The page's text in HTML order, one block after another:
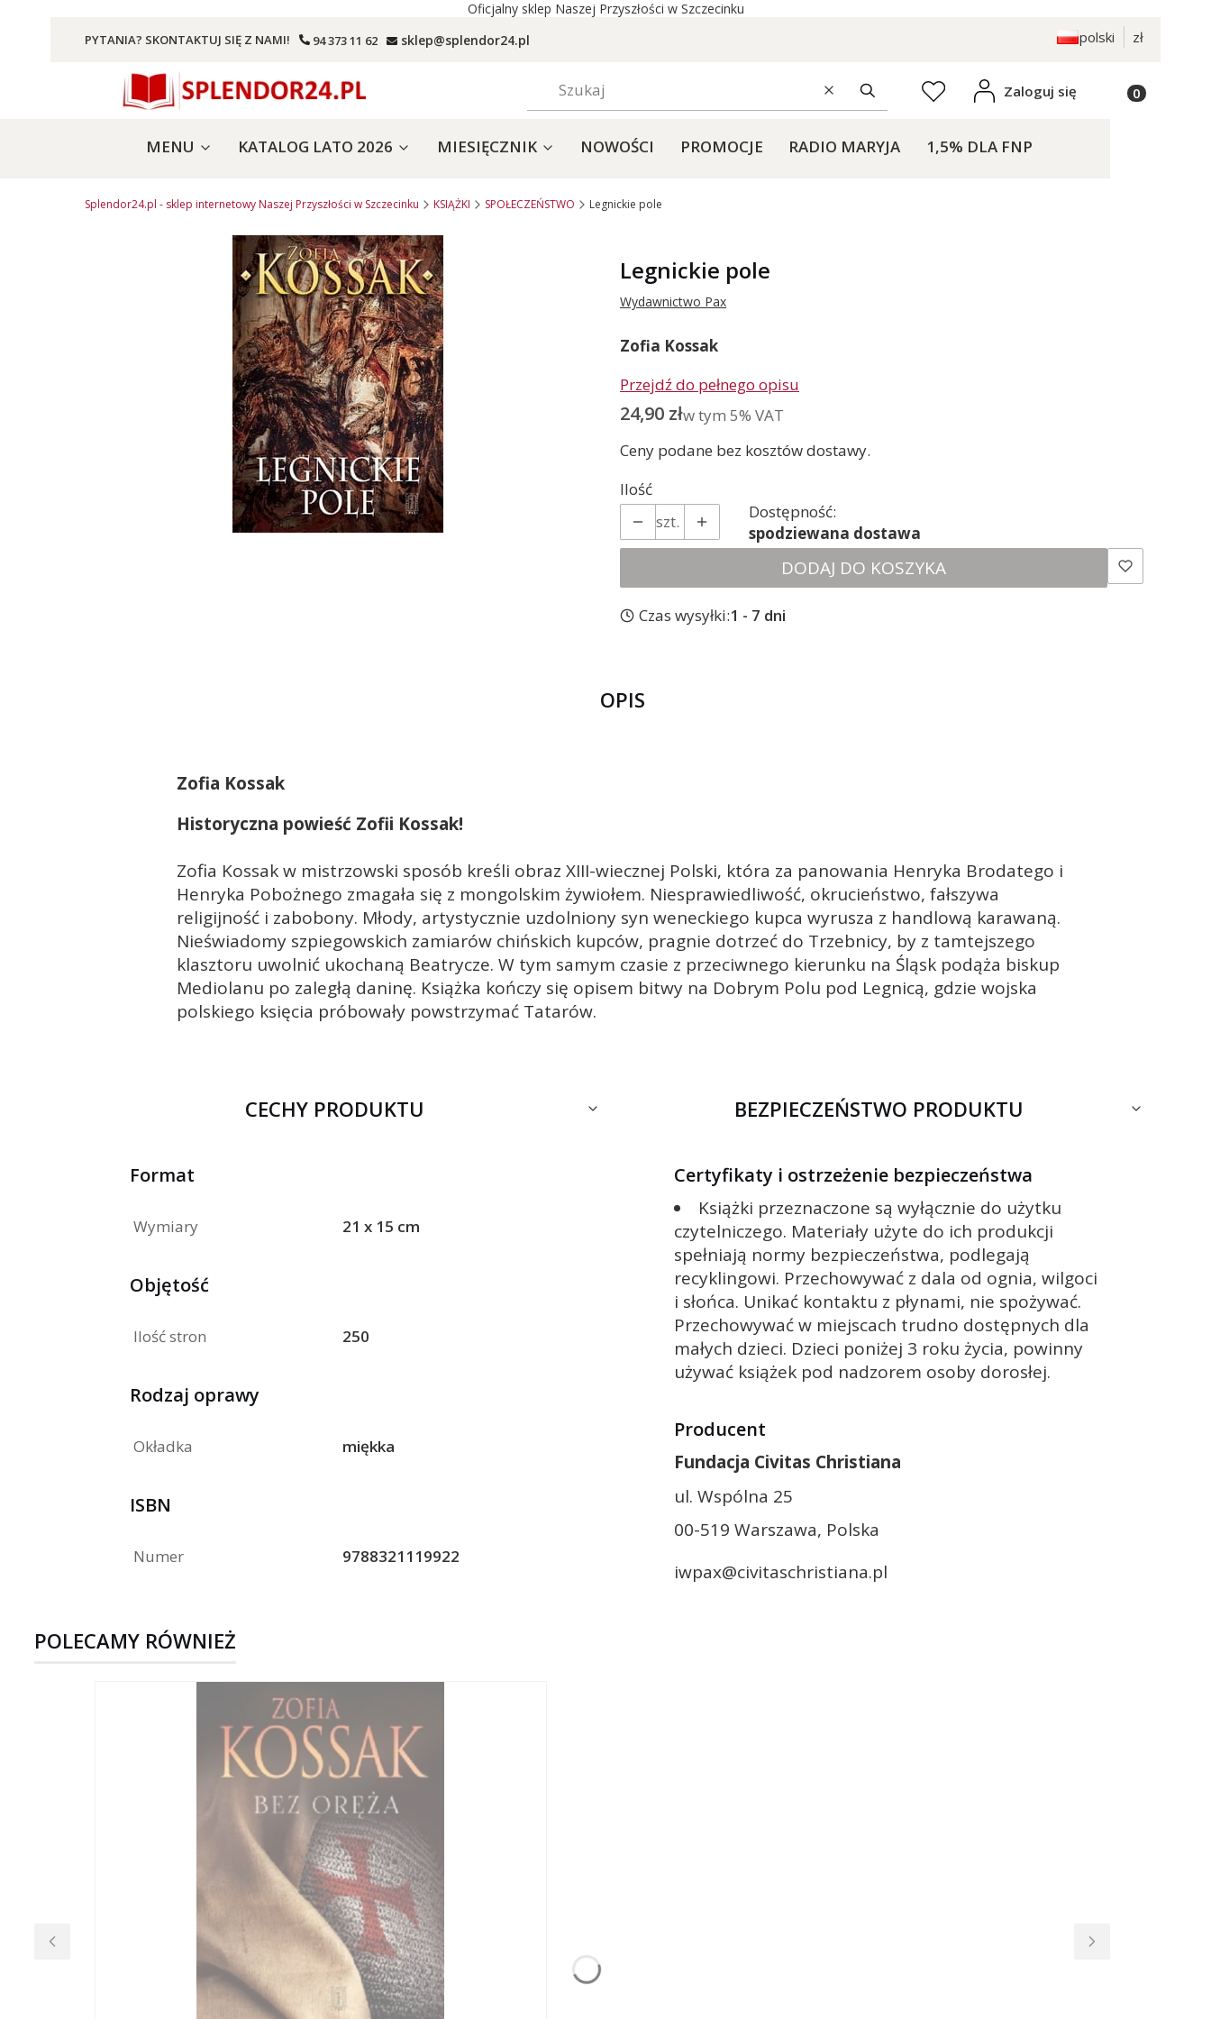
Oficjalny sklep Naszej Przyszłości w Szczecinku
PYTANIA? SKONTAKTUJ SIĘ Z NAMI! 94 373 11 62 sklep@splendor24.pl polski zł
WyczyśćSzukaj Ulubione Zaloguj się Produkty w
MENU KATALOG LATO 2026 MIESIĘCZNIK NOWOŚCI PROMOCJE RADIO MARYJA 1,5% DLA FNP
Splendor24.pl - sklep internetowy Naszej Przyszłości w Szczecinku KSIĄŻKI SPOŁECZEŃSTWO Legnickie pole
Legnickie pole
Wydawnictwo Pax
Zofia Kossak
Przejdź do pełnego opisu
Cena
24,90 złw tym 5% VAT
w tym 5% VAT
Ceny podane bez kosztów dostawy.
Ilość
szt.
Dostępność:
spodziewana dostawa
DODAJ DO KOSZYKA
Czas wysyłki:1 - 7 dni
OPIS
Zofia Kossak
Historyczna powieść Zofii Kossak!
Zofia Kossak w mistrzowski sposób kreśli obraz XIII-wiecznej Polski, która za panowania Henryka Brodatego i
Henryka Pobożnego zmagała się z mongolskim żywiołem. Niesprawiedliwość, okrucieństwo, fałszywa
religijność i zabobony. Młody, artystycznie uzdolniony syn weneckiego kupca wyrusza z handlową karawaną.
Nieświadomy szpiegowskich zamiarów chińskich kupców, pragnie dotrzeć do Trzebnicy, by z tamtejszego
klasztoru uwolnić ukochaną Beatrycze. W tym samym czasie z przeciwnego kierunku na Śląsk podąża biskup
Mediolanu po zaległą daninę. Książka kończy się opisem bitwy na Dobrym Polu pod Legnicą, gdzie wojska
polskiego księcia próbowały powstrzymać Tatarów.
CECHY PRODUKTU
Format
Wymiary 21 x 15 cm
Objętość
Ilość stron 250
Rodzaj oprawy
Okładka miękka
ISBN
Numer 9788321119922
BEZPIECZEŃSTWO PRODUKTU
Certyfikaty i ostrzeżenie bezpieczeństwa
Książki przeznaczone są wyłącznie do użytku
czytelniczego. Materiały użyte do ich produkcji
spełniają normy bezpieczeństwa, podlegają
recyklingowi. Przechowywać z dala od ognia, wilgoci
i słońca. Unikać kontaktu z płynami, nie spożywać.
Przechowywać w miejscach trudno dostępnych dla
małych dzieci. Dzieci poniżej 3 roku życia, powinny
używać książek pod nadzorem osoby dorosłej.
Producent
Fundacja Civitas Christiana
ul. Wspólna 25
00-519 Warszawa, Polska
iwpax@civitaschristiana.pl
POLECAMY RÓWNIEŻ